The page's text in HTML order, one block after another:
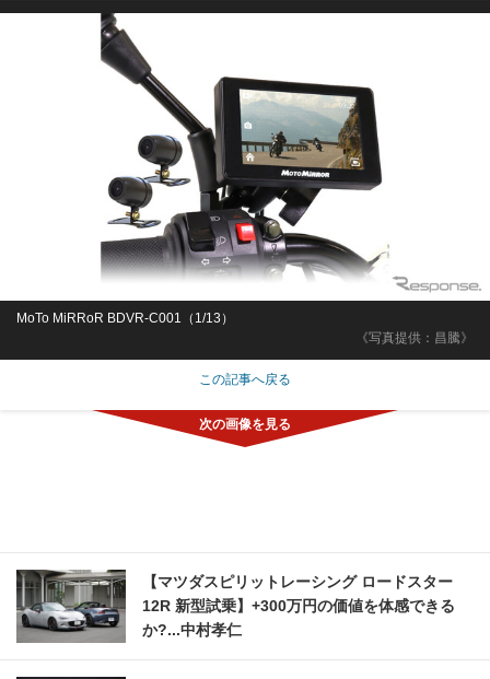
《写真提供：昌騰》
MoTo MiRRoR BDVR-C001（1/13）
この記事へ戻る
【マツダスピリットレーシング ロードスター
12R 新型試乗】+300万円の価値を体感できる
か?...中村孝仁